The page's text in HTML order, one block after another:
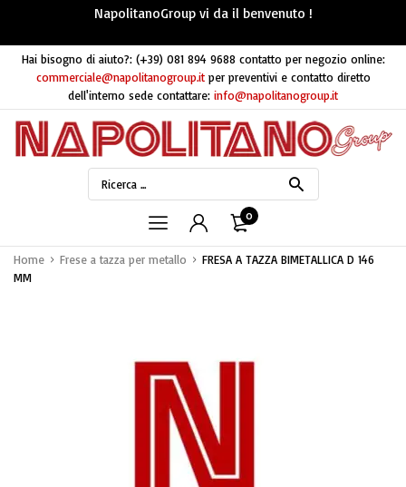
NapolitanoGroup vi da il benvenuto !
Hai bisogno di aiuto?: (+39) 081 894 9688 contatto per negozio online:
commerciale@napolitanogroup.it per preventivi e contatto diretto
dell'interno sede contattare: info@napolitanogroup.it
0
Home Frese a tazza per metallo
FRESA A TAZZA BIMETALLICA D 146
MM